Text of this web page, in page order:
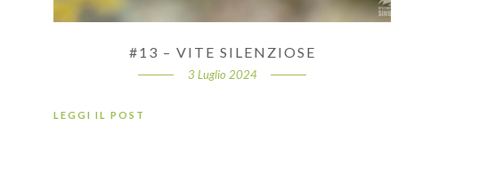
#13 – VITE SILENZIOSE
3 Luglio 2024
LEGGI IL POST